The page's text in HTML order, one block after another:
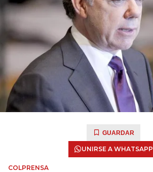
GUARDAR
UNIRSE A WHATSAPP
COLPRENSA